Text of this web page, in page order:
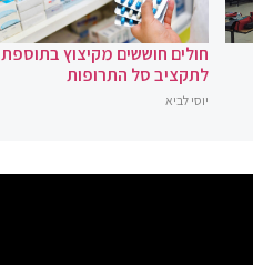
חולים חוששים מקיצוץ בתוספת
לתקציב סל התרופות
יוסי לביא